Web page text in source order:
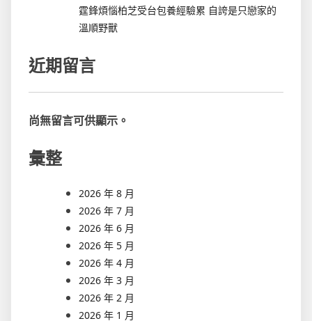
霆鋒煩惱柏芝受台包養經驗累 自誇是只戀家的
溫順野獸
近期留言
尚無留言可供顯示。
彙整
2026 年 8 月
2026 年 7 月
2026 年 6 月
2026 年 5 月
2026 年 4 月
2026 年 3 月
2026 年 2 月
2026 年 1 月